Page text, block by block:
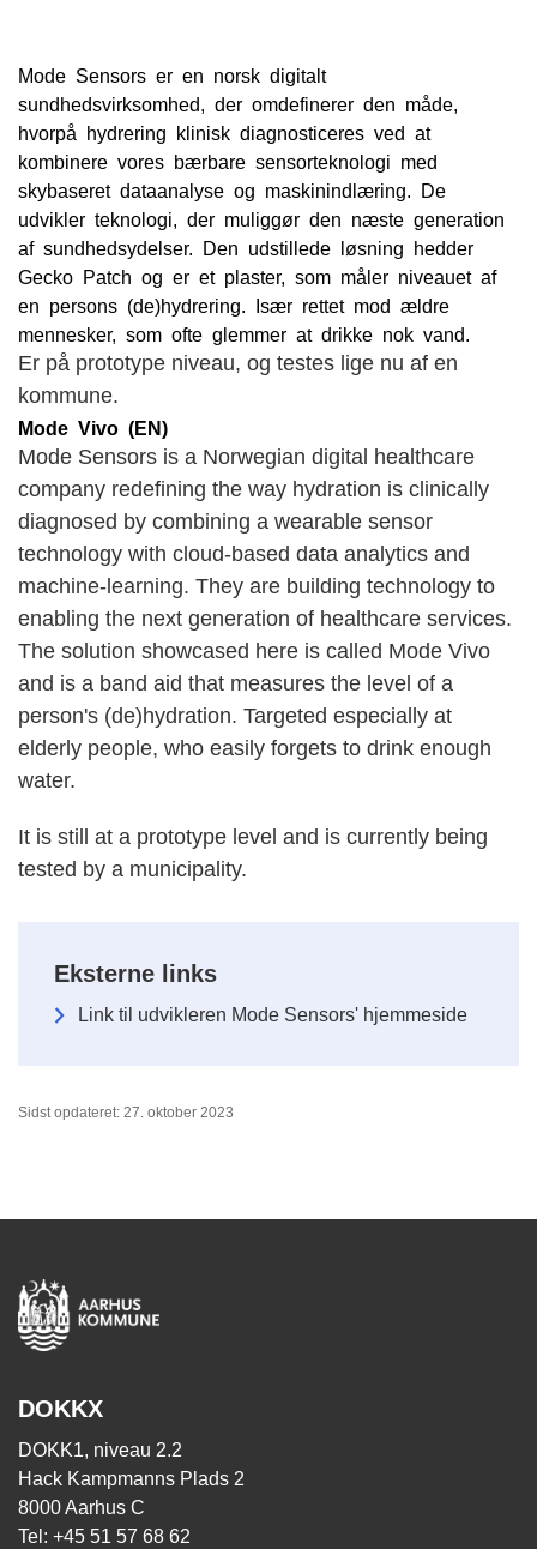
Mode Sensors er en norsk digitalt
sundhedsvirksomhed, der omdefinerer den måde,
hvorpå hydrering klinisk diagnosticeres ved at
kombinere vores bærbare sensorteknologi med
skybaseret dataanalyse og maskinindlæring. De
udvikler teknologi, der muliggør den næste generation
af sundhedsydelser. Den udstillede løsning hedder
Gecko Patch og er et plaster, som måler niveauet af
en persons (de)hydrering. Især rettet mod ældre
mennesker, som ofte glemmer at drikke nok vand.
Er på prototype niveau, og testes lige nu af en
kommune.
Mode Vivo (EN)
Mode Sensors is a Norwegian digital healthcare
company redefining the way hydration is clinically
diagnosed by combining a wearable sensor
technology with cloud-based data analytics and
machine-learning. They are building technology to
enabling the next generation of healthcare services.
The solution showcased here is called Mode Vivo
and is a band aid that measures the level of a
person's (de)hydration. Targeted especially at
elderly people, who easily forgets to drink enough
water.
It is still at a prototype level and is currently being
tested by a municipality.
Eksterne links
Link til udvikleren Mode Sensors' hjemmeside
Sidst opdateret: 27. oktober 2023
DOKKX
DOKK1, niveau 2.2
Hack Kampmanns Plads 2
8000 Aarhus C
Tel: +45 51 57 68 62